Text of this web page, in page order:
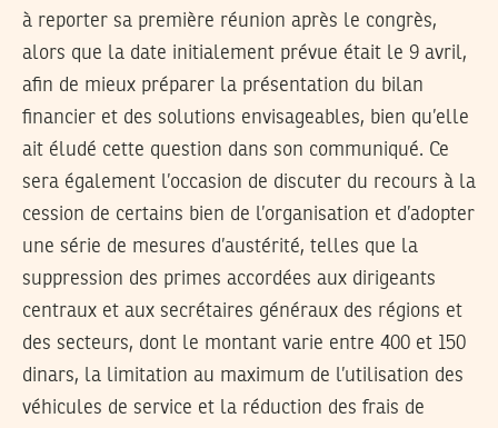
à reporter sa première réunion après le congrès,
alors que la date initialement prévue était le 9 avril,
afin de mieux préparer la présentation du bilan
financier et des solutions envisageables, bien qu’elle
ait éludé cette question dans son communiqué. Ce
sera également l’occasion de discuter du recours à la
cession de certains bien de l’organisation et d’adopter
une série de mesures d’austérité, telles que la
suppression des primes accordées aux dirigeants
centraux et aux secrétaires généraux des régions et
des secteurs, dont le montant varie entre 400 et 150
dinars, la limitation au maximum de l’utilisation des
véhicules de service et la réduction des frais de